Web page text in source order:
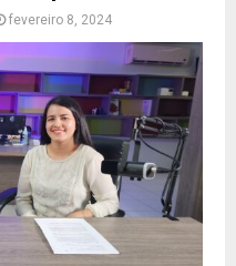
fevereiro 8, 2024